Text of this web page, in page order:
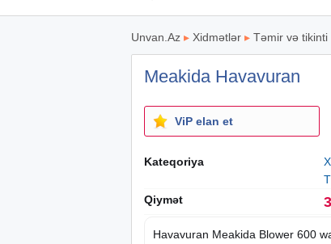
Unvan.Az ▸ Xidmətlər ▸ Təmir və tikinti
Meakida Havavuran
ViP elan et
Kateqoriya
Qiymət
Havavuran Meakida Blower 600